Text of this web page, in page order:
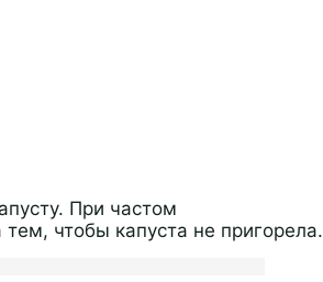
При частом
чтобы капуста не пригорела.